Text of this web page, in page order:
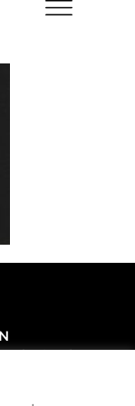
a la tienda